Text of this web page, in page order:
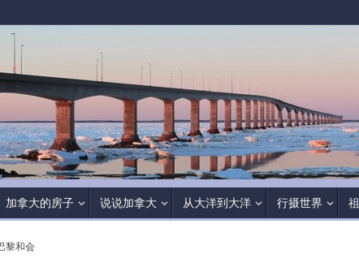
加拿大的房子 说说加拿大 从大洋到大洋 行摄世界
黎和会